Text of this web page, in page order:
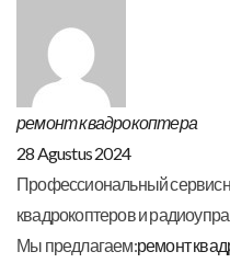
ремонт квадрокоптера
28 Agustus 2024
Профессиональный
квадрокоптеров и
Мы предлагаем:ремонт